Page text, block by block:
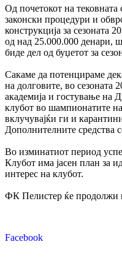
Од почетокот на
законски процедури и
конструкција за сезоната
од над 25.000.000 денари,
биде дел од буџетот за
Сакаме да потенцираме
на долговите, во сезоната
академија и гостување на
клубот во шампионатите
вклучувајќи ги и
Дополнителните средства
Во изминатиот период
Клубот има јасен план за
интерес на клубот.
ФК Пелистер ќе продолжи
Facebook